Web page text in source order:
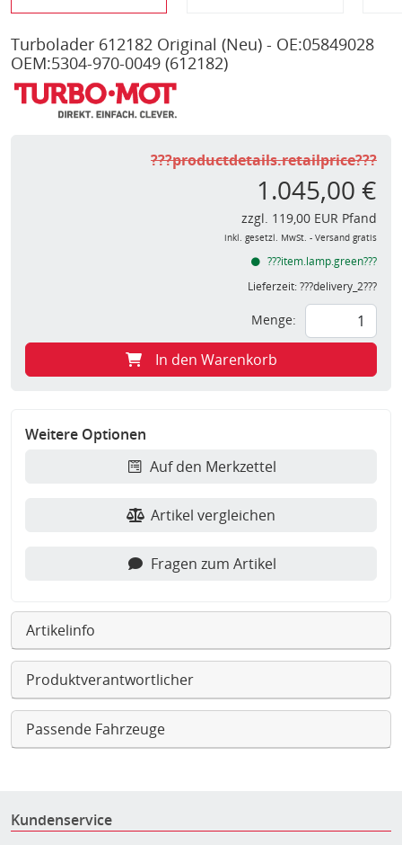
Turbolader 612182 Original (Neu) - OE:05849028
OEM:5304-970-0049 (612182)
???productdetails.retailprice???
1.045,00 €
zzgl. 119,00 EUR Pfand
inkl. gesetzl. MwSt. - Versand gratis
???item.lamp.green???
Lieferzeit:???delivery_2???
Menge:
In den Warenkorb
Weitere Optionen
Auf den Merkzettel
Artikel vergleichen
Fragen zum Artikel
Artikelinfo
Produktverantwortlicher
Passende Fahrzeuge
Kundenservice